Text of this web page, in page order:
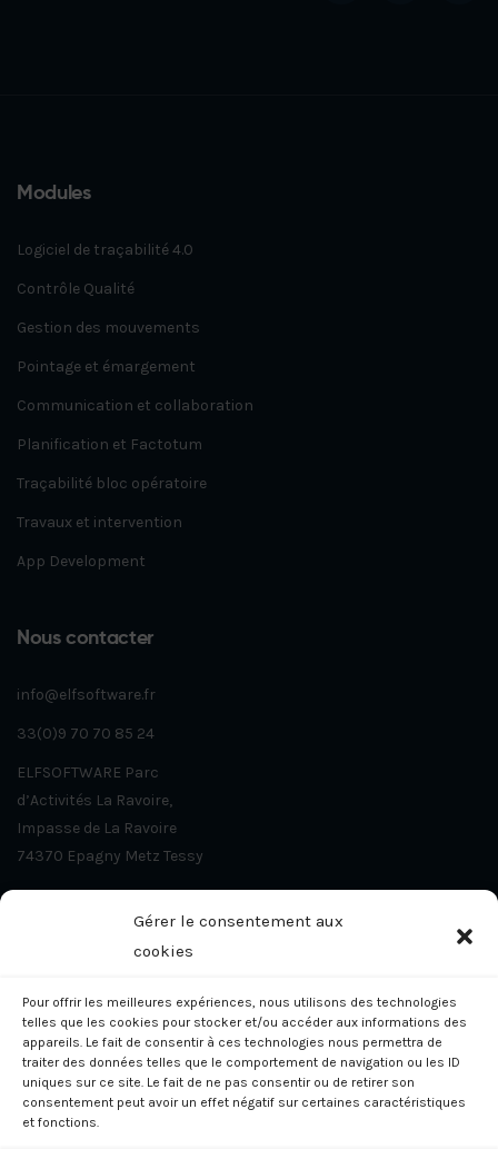
Gérer le consentement aux
cookies
Pour offrir les meilleures expériences, nous utilisons des technologies
telles que les cookies pour stocker et/ou accéder aux informations des
appareils. Le fait de consentir à ces technologies nous permettra de
traiter des données telles que le comportement de navigation ou les ID
uniques sur ce site. Le fait de ne pas consentir ou de retirer son
consentement peut avoir un effet négatif sur certaines caractéristiques
et fonctions.
Modules
Logiciel de traçabilité 4.0
Contrôle Qualité
Gestion des mouvements
Pointage et émargement
Communication et collaboration
Planification et Factotum
Traçabilité bloc opératoire
Travaux et intervention
App Development
Nous contacter
info@elfsoftware.fr
33(0)9 70 70 85 24
ELFSOFTWARE Parc
d’Activités La Ravoire,
Impasse de La Ravoire
74370 Epagny Metz Tessy
de propreté à gérer leurs non-
conformités et améliorer la satisfaction
client
2 ans ago